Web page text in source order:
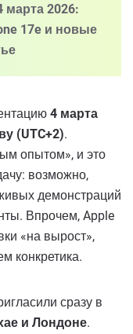
марта 2026:
17e и новые
4 марта
(UTC+2).
опытом», и это
возможно,
демонстраций
Впрочем, Apple
«на вырост»,
конкретика.
сразу в
и Лондоне.